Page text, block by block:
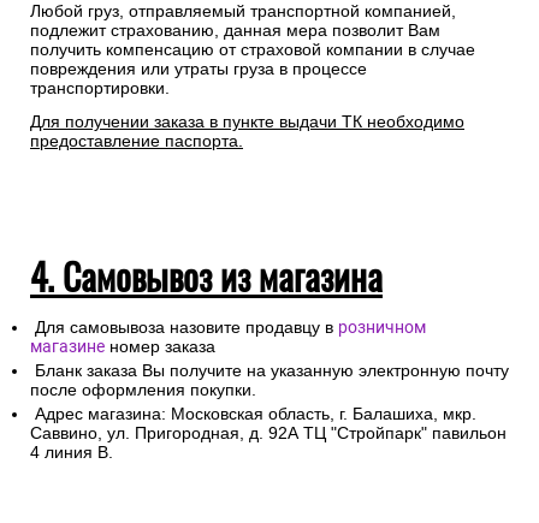
Любой груз, отправляемый транспортной компанией,
подлежит страхованию, данная мера позволит Вам
получить компенсацию от страховой компании в случае
повреждения или утраты груза в процессе
транспортировки.
Для получении заказа в пункте выдачи ТК необходимо
предоставление паспорта.
4. Самовывоз из магазина
Для самовывоза назовите продавцу в розничном
магазине номер заказа
Бланк заказа Вы получите на указанную электронную почту
после оформления покупки.
Адрес магазина: Московская область, г. Балашиха, мкр.
Саввино, ул. Пригородная, д. 92А ТЦ "Стройпарк" павильон
4 линия В.